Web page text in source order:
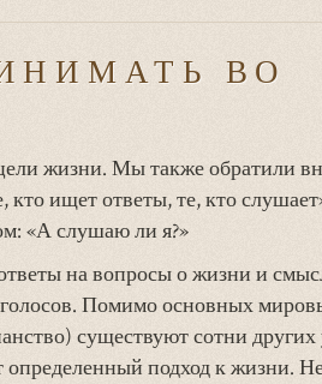
ВО
жизни. Мы также обратили
ищет ответы, те, кто
«А слушаю ли я?»
на вопросы о жизни и
Помимо основных
существуют сотни
подход к жизни.